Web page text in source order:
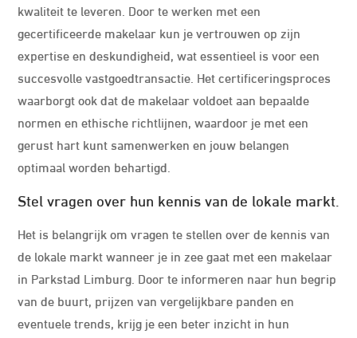
kwaliteit te leveren. Door te werken met een
gecertificeerde makelaar kun je vertrouwen op zijn
expertise en deskundigheid, wat essentieel is voor een
succesvolle vastgoedtransactie. Het certificeringsproces
waarborgt ook dat de makelaar voldoet aan bepaalde
normen en ethische richtlijnen, waardoor je met een
gerust hart kunt samenwerken en jouw belangen
optimaal worden behartigd.
Stel vragen over hun kennis van de lokale markt.
Het is belangrijk om vragen te stellen over de kennis van
de lokale markt wanneer je in zee gaat met een makelaar
in Parkstad Limburg. Door te informeren naar hun begrip
van de buurt, prijzen van vergelijkbare panden en
eventuele trends, krijg je een beter inzicht in hun